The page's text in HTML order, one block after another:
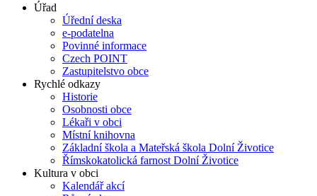
Úřad
Úřední deska
e-podatelna
Povinné informace
Czech POINT
Zastupitelstvo obce
Rychlé odkazy
Historie
Osobnosti obce
Lékaři v obci
Místní knihovna
Základní škola a Mateřská škola Dolní Životice
Římskokatolická farnost Dolní Životice
Kultura v obci
Kalendář akcí